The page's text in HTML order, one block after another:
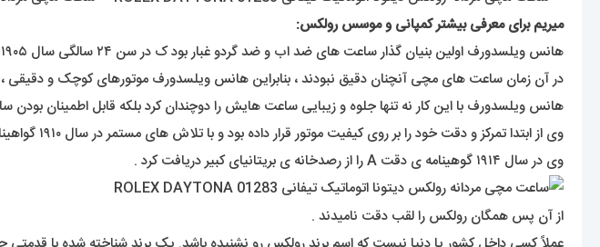
میریم برای معرفی بیشتر کمپانی و موسس رولکس:
هانس ویلسدورف اولین بنیان گذار ساعت های ضد اب و ضد گردو غبار بود ک در سن ۲۴ سالگی سال ۱۹۰۵ یک شرکت تولید و توسعه انواع ساعت های مچی رولکس را در لندن تاسیس کرد .
در آن زمان ساعت های مچی آنچنان دقیق نبودند ، بنابراین هانس ویلسدورف موتورهای کوچک و
هانس ویلسدورف با این کار نه تنها جلوه و زیبایی ساعت هایش را دوچندان کرد بلکه قابل اطمینان بودن
وی از ابتدا تمرکز و دقت خود را بر روی کیفیت موتور قرار داده بود و با تلاش های مستمر در سال ۱۹۱۰ گواهینامه ی دقت کرونومتریک را از مرکز رتبه بندی ساعت سوئیس دریافت کرد .
وی در سال ۱۹۱۴ گوهینامه ی دقت A را از رصدخانه ی بریتانیای کبیر دریافت کرد .
از آن پس همگان رولکس را لقب دقت نامیدند .